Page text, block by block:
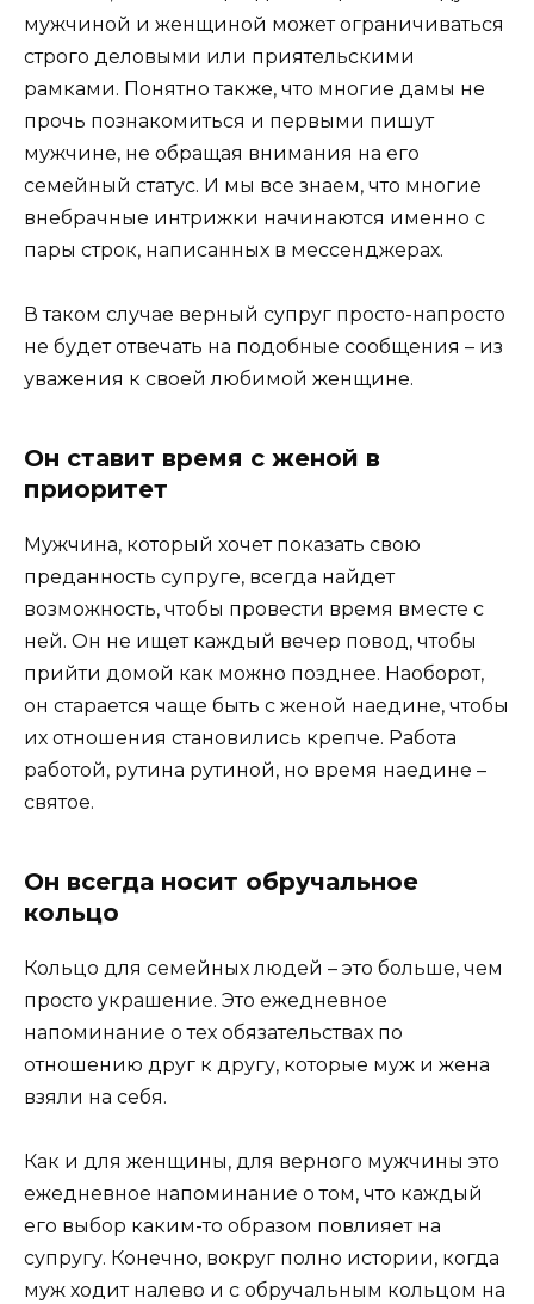
мужчиной и женщиной может ограничиваться
строго деловыми или приятельскими
рамками. Понятно также, что многие дамы не
прочь познакомиться и первыми пишут
мужчине, не обращая внимания на его
семейный статус. И мы все знаем, что многие
внебрачные интрижки начинаются именно с
пары строк, написанных в мессенджерах.
В таком случае верный супруг просто-напросто
не будет отвечать на подобные сообщения – из
уважения к своей любимой женщине.
Он ставит время с женой в
приоритет
Мужчина, который хочет показать свою
преданность супруге, всегда найдет
возможность, чтобы провести время вместе с
ней. Он не ищет каждый вечер повод, чтобы
прийти домой как можно позднее. Наоборот,
он старается чаще быть с женой наедине, чтобы
их отношения становились крепче. Работа
работой, рутина рутиной, но время наедине –
святое.
Он всегда носит обручальное
кольцо
Кольцо для семейных людей – это больше, чем
просто украшение. Это ежедневное
напоминание о тех обязательствах по
отношению друг к другу, которые муж и жена
взяли на себя.
Как и для женщины, для верного мужчины это
ежедневное напоминание о том, что каждый
его выбор каким-то образом повлияет на
супругу. Конечно, вокруг полно истории, когда
муж ходит налево и с обручальным кольцом на